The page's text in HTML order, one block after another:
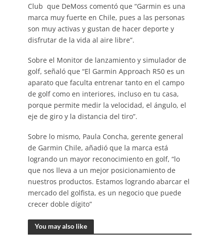
Club que DeMoss comentó que “Garmin es una
marca muy fuerte en Chile, pues a las personas
son muy activas y gustan de hacer deporte y
disfrutar de la vida al aire libre”.
Sobre el Monitor de lanzamiento y simulador de
golf, señaló que “El Garmin Approach R50 es un
aparato que faculta entrenar tanto en el campo
de golf como en interiores, incluso en tu casa,
porque permite medir la velocidad, el ángulo, el
eje de giro y la distancia del tiro”.
Sobre lo mismo, Paula Concha, gerente general
de Garmin Chile, añadió que la marca está
logrando un mayor reconocimiento en golf, “lo
que nos lleva a un mejor posicionamiento de
nuestros productos. Estamos logrando abarcar el
mercado del golfista, es un negocio que puede
crecer doble dígito”
You may also like